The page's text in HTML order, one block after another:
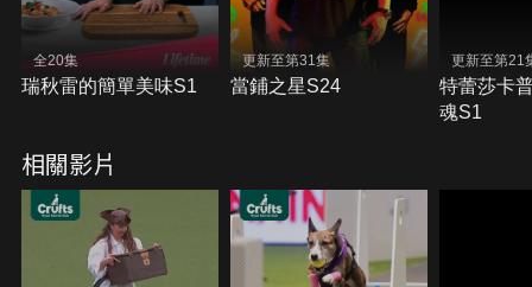
全20集
瑞秋雷的簡單美味S1
更新至第31集
當鋪之星S24
更新至第21
特蕾莎卡
魂S1
相關影片